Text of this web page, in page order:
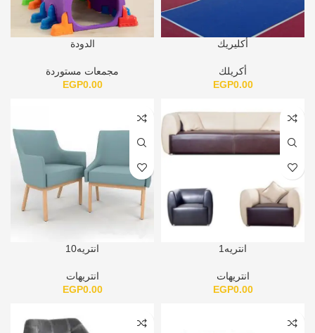
أكليريك
أكريلك
EGP0.00
الدودة
مجمعات مستوردة
EGP0.00
انتريه1
انتريهات
EGP0.00
انتريه10
انتريهات
EGP0.00